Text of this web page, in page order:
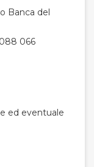
Banca del
066
ed eventuale